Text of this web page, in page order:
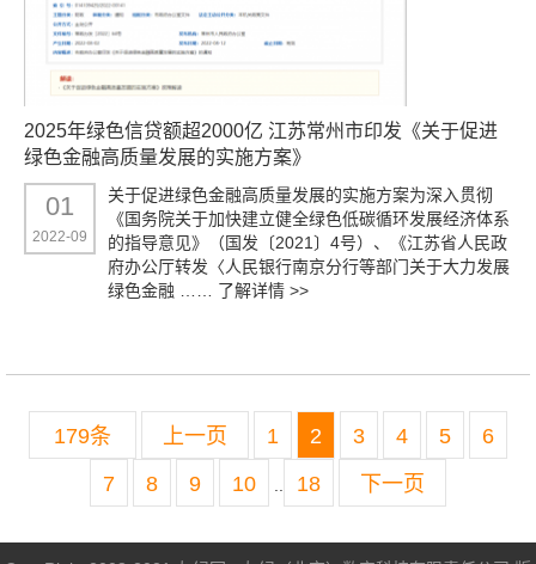
2025年绿色信贷额超2000亿 ​江苏常州市印发《关于促进
绿色金融高质量发展的实施方案》
01
2022-09
关于促进绿色金融高质量发展的实施方案为深入贯彻
《国务院关于加快建立健全绿色低碳循环发展经济体系
的指导意见》（国发〔2021〕4号）、《江苏省人民政
府办公厅转发〈人民银行南京分行等部门关于大力发展
绿色金融 …… 了解详情 >>
179条 上一页 1 2 3 4 5
6
7
8 9 10 .. 18 下一页